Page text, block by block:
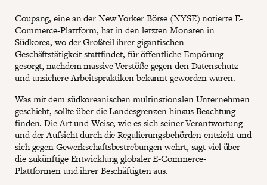
Coupang, eine an der New Yorker Börse (NYSE) notierte E-
Commerce-Plattform, hat in den letzten Monaten in
Südkorea, wo der Großteil ihrer gigantischen
Geschäftstätigkeit stattfindet, für öffentliche Empörung
gesorgt, nachdem massive Verstöße gegen den Datenschutz
und unsichere Arbeitspraktiken bekannt geworden waren.
Was mit dem südkoreanischen multinationalen Unternehmen
geschieht, sollte über die Landesgrenzen hinaus Beachtung
finden. Die Art und Weise, wie es sich seiner Verantwortung
und der Aufsicht durch die Regulierungsbehörden entzieht und
sich gegen Gewerkschaftsbestrebungen wehrt, sagt viel über
die zukünftige Entwicklung globaler E-Commerce-
Plattformen und ihrer Beschäftigten aus.